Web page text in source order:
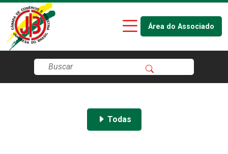
Área do Associado
Todas